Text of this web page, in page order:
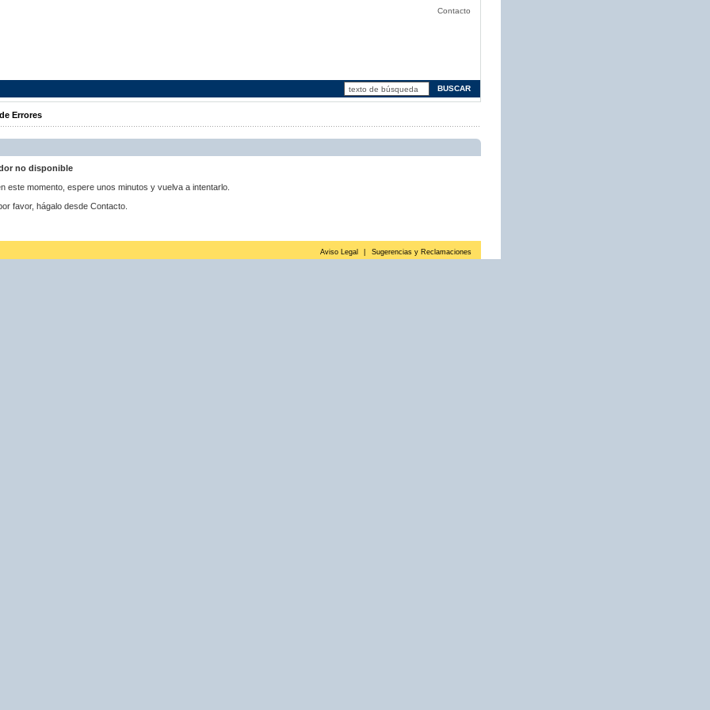
Contacto
Errores
no disponible
este momento, espere unos minutos y vuelva a intentarlo.
favor, hágalo desde Contacto.
Aviso Legal Sugerencias y Reclamaciones